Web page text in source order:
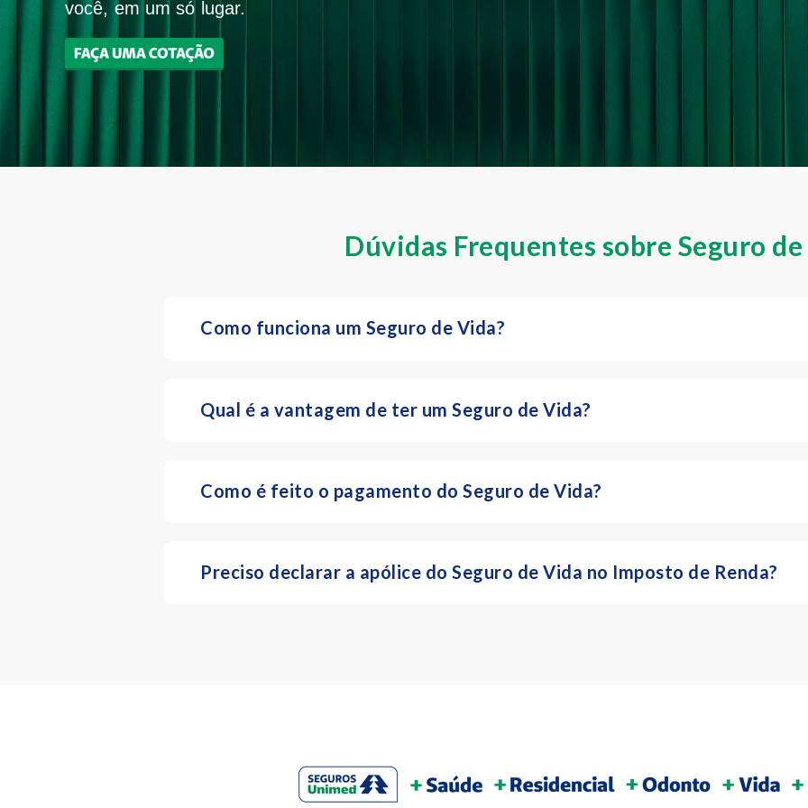
você, em um só lugar.
Dúvidas Frequentes sobre Seguro
Como funciona um Seguro de Vida?
Qual é a vantagem de ter um Seguro de Vida?
Como é feito o pagamento do Seguro de Vida?
Preciso declarar a apólice do Seguro de Vida no Imposto de Renda?